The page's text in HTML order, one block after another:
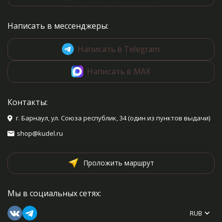
применить, связав одну из
моделей, представленных в
книге, будь то варежки,
сапожки!
Каждая модель
орнамент!
Написать в мессенджеры:
Написать в Telegram
Написать в MAX
Контакты:
г. Барнаул, ул. Союза республик, 34 (один из пунктов выдачи)
shop@kudel.ru
Проложить маршрут
Мы в социальных сетях:
RUB